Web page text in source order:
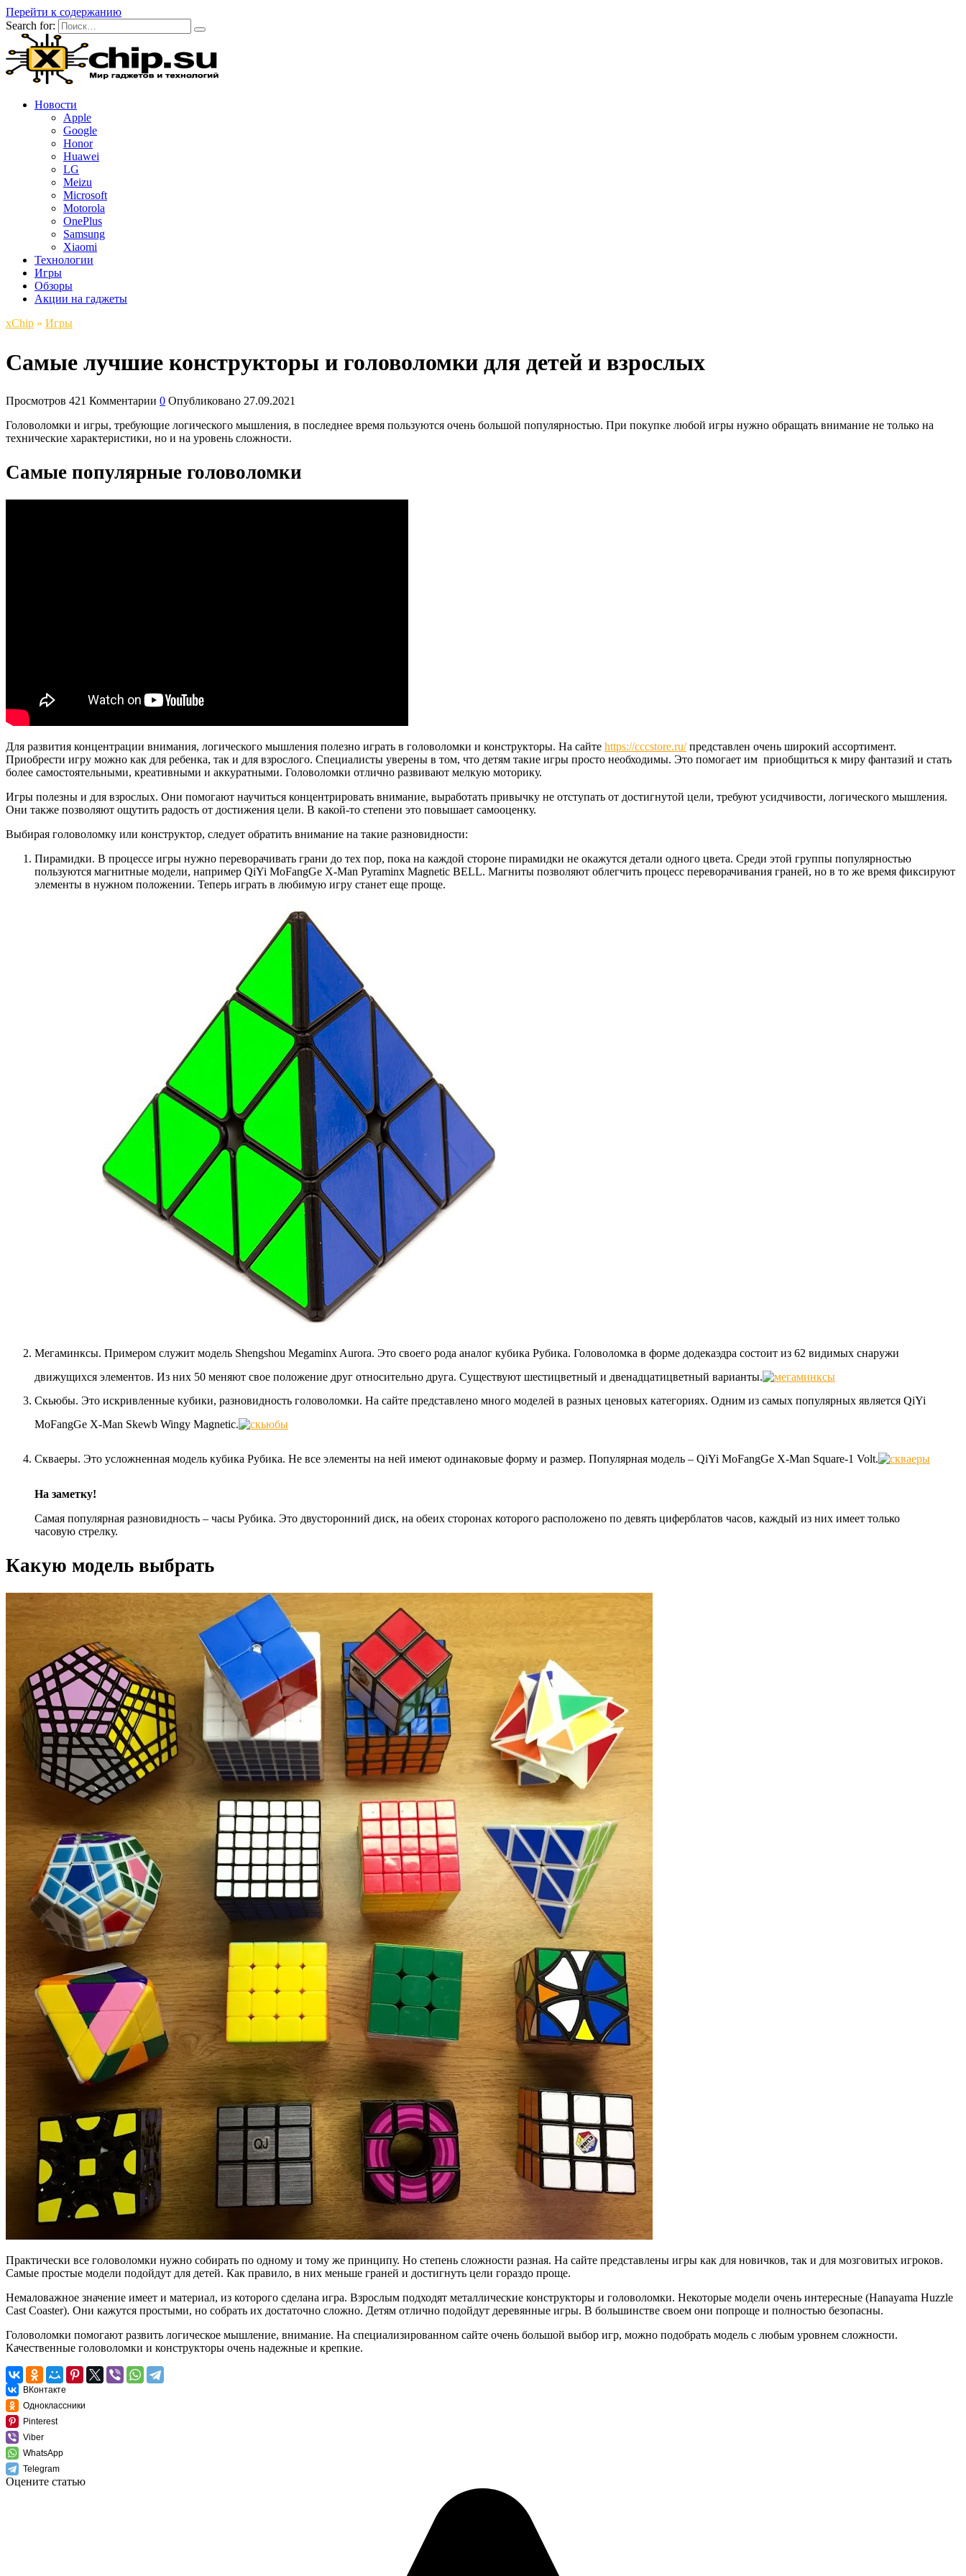
Перейти к содержанию
Search for:
Новости
Apple
Google
Honor
Huawei
LG
Meizu
Microsoft
Motorola
OnePlus
Samsung
Xiaomi
Технологии
Игры
Обзоры
Акции на гаджеты
xСhip » Игры
Самые лучшие конструкторы и головоломки для детей и взрослых
Просмотров 421 Комментарии 0 Опубликовано 27.09.2021
Головоломки и игры, требующие логического мышления, в последнее время пользуются очень большой популярностью. При покупке любой игры нужно обращать внимание не только на
технические характеристики, но и на уровень сложности.
Самые популярные головоломки
Для развития концентрации внимания, логического мышления полезно играть в головоломки и конструкторы. На сайте https://cccstore.ru/представлен очень широкий ассортимент.
Приобрести игру можно как для ребенка, так и для взрослого. Специалисты уверены в том, что детям такие игры просто необходимы. Это помогает им приобщиться к миру фантазий и стать
более самостоятельными, креативными и аккуратными. Головоломки отлично развивают мелкую моторику.
Игры полезны и для взрослых. Они помогают научиться концентрировать внимание, выработать привычку не отступать от достигнутой цели, требуют усидчивости, логического мышления.
Они также позволяют ощутить радость от достижения цели. В какой-то степени это повышает самооценку.
Выбирая головоломку или конструктор, следует обратить внимание на такие разновидности:
Пирамидки. В процессе игры нужно переворачивать грани до тех пор, пока на каждой стороне пирамидки не окажутся детали одного цвета. Среди этой группы популярностью
пользуются магнитные модели, например QiYi MoFangGe X-Man Pyraminx Magnetic BELL. Магниты позволяют облегчить процесс переворачивания граней, но в то же время фиксируют
элементы в нужном положении. Теперь играть в любимую игру станет еще проще.
Мегаминксы. Примером служит модель Shengshou Megaminx Aurora. Это своего рода аналог кубика Рубика. Головоломка в форме додекаэдра состоит из 62 видимых снаружи
движущихся элементов. Из них 50 меняют свое положение друг относительно друга. Существуют шестицветный и двенадцатицветный варианты.
Скьюбы. Это искривленные кубики, разновидность головоломки. На сайте представлено много моделей в разных ценовых категориях. Одним из самых популярных является QiYi
MoFangGe X-Man Skewb Wingy Magnetic.
Скваеры. Это усложненная модель кубика Рубика. Не все элементы на ней имеют одинаковые форму и размер. Популярная модель – QiYi MoFangGe X-Man Square-1 Volt.
На заметку!
Самая популярная разновидность – часы Рубика. Это двусторонний диск, на обеих сторонах которого расположено по девять циферблатов часов, каждый из них имеет только
часовую стрелку.
Какую модель выбрать
Практически все головоломки нужно собирать по одному и тому же принципу. Но степень сложности разная. На сайте представлены игры как для новичков, так и для мозговитых игроков.
Самые простые модели подойдут для детей. Как правило, в них меньше граней и достигнуть цели гораздо проще.
Немаловажное значение имеет и материал, из которого сделана игра. Взрослым подходят металлические конструкторы и головоломки. Некоторые модели очень интересные (Hanayama Huzzle
Cast Coaster). Они кажутся простыми, но собрать их достаточно сложно. Детям отлично подойдут деревянные игры. В большинстве своем они попроще и полностью безопасны.
Головоломки помогают развить логическое мышление, внимание. На специализированном сайте очень большой выбор игр, можно подобрать модель с любым уровнем сложности.
Качественные головоломки и конструкторы очень надежные и крепкие.
ВКонтакте
Одноклассники
Pinterest
Viber
WhatsApp
Telegram
Оцените статью